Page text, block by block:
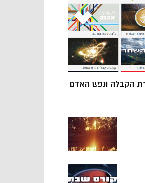
הקבלה ונפש האדם